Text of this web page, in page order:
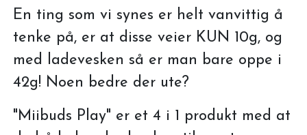
En ting som vi synes er helt vanvittig å
tenke på, er at disse veier KUN 10g, og
med ladevesken så er man bare oppe i
42g! Noen bedre der ute?
"Miibuds Play" er et 4 i 1 produkt med at